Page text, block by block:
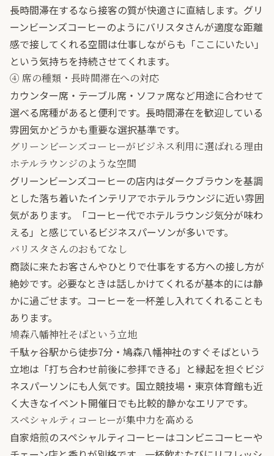
長時間滞在するなら接客の質が快適さに直結します。グリ
ーンビーンズコーヒーのようにバリスタさんが適度な距離
感で接してくれる空間は仕事しながらも「ここにいたい」
という気持ちを持続させてくれます。
④ 席の種類・長時間滞在への対応
カウンター席・テーブル席・ソファ席など用途に合わせて
選べる席種があると便利です。長時間滞在を歓迎している
雰囲気かどうかも重要な選択基準です。
グリーンビーンズコーヒーがビジネス利用に選ばれる理由
ホテルラウンジのような空間
グリーンビーンズコーヒーの店内はダークブラウンを基調
とした落ち着いたインテリアでホテルラウンジに近い雰囲
気があります。「コーヒー代でホテルラウンジ気分が味わ
える」と感じているビジネスパーソンが多いです。
バリスタさんのおもてなし
商談に来たお客さんやひとりで仕事をする方への接し方が
絶妙です。必要なときは話しかけてくれるが基本的には静
かに過ごせます。コーヒーを一杯差し入れてくれることも
あります。
鳩森八幡神社そばという立地
千駄ヶ谷駅から徒歩7分・鳩森八幡神社のすぐそばという
立地は「打ち合わせ前後に参拝できる」と縁起を担ぐビジ
ネスパーソンにも人気です。国立競技場・東京体育館も近
く大きなイベント開催日でも比較的静かなエリアです。
スペシャルティコーヒーが集中力を高める
自家焙煎のスペシャルティコーヒーはコンビニコーヒーや